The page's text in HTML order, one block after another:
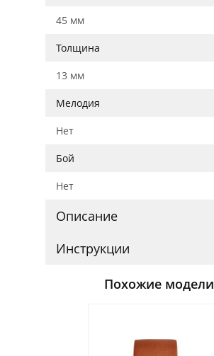
45 мм
Толщина
13 мм
Мелодия
Нет
Бой
Нет
Описание
Инструкции
Похожие модели